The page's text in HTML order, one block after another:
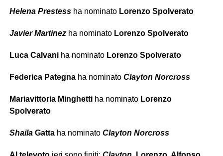
Helena Prestess ha nominato Lorenzo Spolverato
Javier Martinez ha nominato Lorenzo Spolverato
Luca Calvaniha nominato Lorenzo Spolverato
Federica Pategna ha nominato Clayton Norcross
Mariavittoria Minghettiha nominato Lorenzo
Spolverato
ShailaGattaha nominatoClayton Norcross